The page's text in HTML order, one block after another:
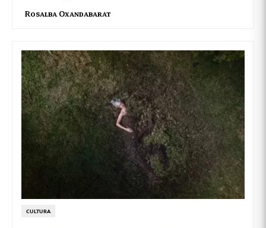
Rosalba Oxandabarat
CULTURA